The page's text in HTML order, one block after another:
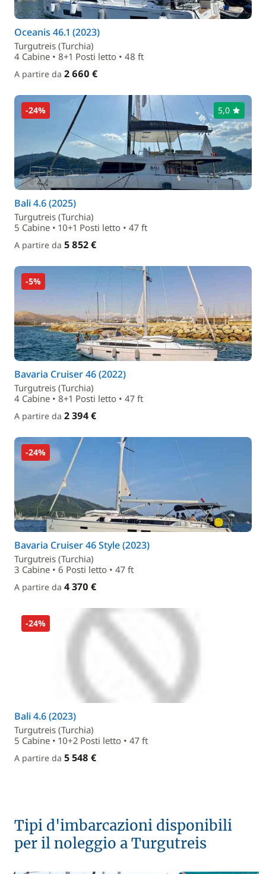
Oceanis 46.1 (2023)
Turgutreis (Turchia)
4 Cabine • 8+1 Posti letto • 48 ft
A partire da 2 660 €
-24% 5,0
Bali 4.6 (2025)
Turgutreis (Turchia)
5 Cabine • 10+1 Posti letto • 47 ft
A partire da 5 852 €
-5%
Bavaria Cruiser 46 (2022)
Turgutreis (Turchia)
4 Cabine • 8+1 Posti letto • 47 ft
A partire da 2 394 €
-24%
Bavaria Cruiser 46 Style (2023)
Turgutreis (Turchia)
3 Cabine • 6 Posti letto • 47 ft
A partire da 4 370 €
-24%
Bali 4.6 (2023)
Turgutreis (Turchia)
5 Cabine • 10+2 Posti letto • 47 ft
A partire da 5 548 €
Tipi d'imbarcazioni disponibili
per il noleggio a Turgutreis